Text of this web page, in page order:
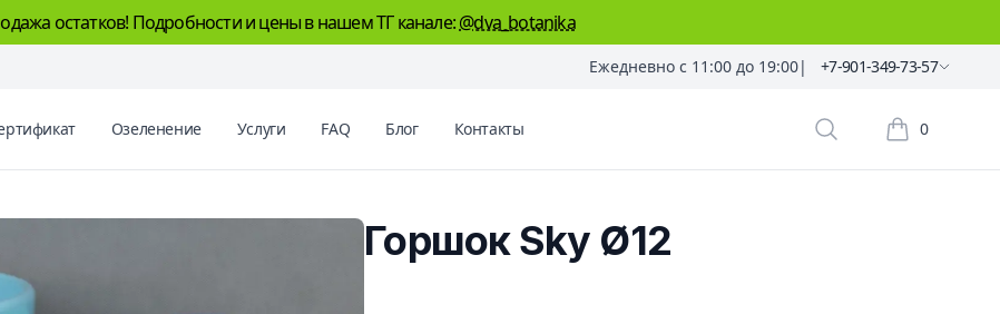
остатков! Подробности и цены в нашем ТГ канале:@dva_botanika
Ежедневно с 11:00 до 19:00| +7-901-349-73-57
Озеленение Услуги FAQ Блог Контакты Поиск растений
0
Корзина
Горшок Sky Ø12